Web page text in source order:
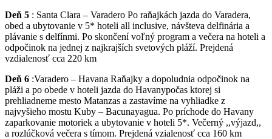
Deň 5 : Santa Clara – Varadero Po raňajkách jazda do Varadera,
obed a ubytovanie v 5* hoteli all inclusive, návšteva delfinária a
plávanie s delfínmi. Po skončení voľný program a večera na hoteli a
odpočinok na jednej z najkrajších svetových pláží. Prejdená
vzdialenosť cca 220 km
Deň 6 :Varadero – Havana Raňajky a dopoludnia odpočinok na
pláži a po obede v hoteli jazda do Havanypočas ktorej si
prehliadneme mesto Matanzas a zastavíme na vyhliadke z
najvyšieho mostu Kuby – Bacunayagua. Po príchode do Havany
zaparkovanie motoriek a ubytovanie v hoteli 5*. Večerný ,,výjazd,,
a rozlúčková večera s tímom. Prejdená vzialenosť cca 160 km